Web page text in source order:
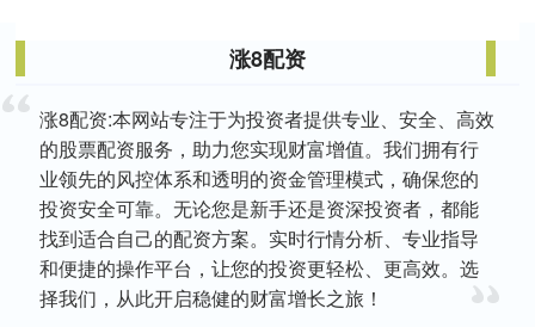
涨8配资
涨8配资:本网站专注于为投资者提供专业、安全、高效
的股票配资服务，助力您实现财富增值。我们拥有行
业领先的风控体系和透明的资金管理模式，确保您的
投资安全可靠。无论您是新手还是资深投资者，都能
找到适合自己的配资方案。实时行情分析、专业指导
和便捷的操作平台，让您的投资更轻松、更高效。选
择我们，从此开启稳健的财富增长之旅！